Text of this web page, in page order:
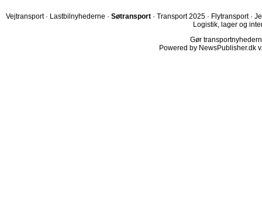
Vejtransport · Lastbilnyhederne · Søtransport · Transport 2025 · Flytransport ·
Logistik, lager og
Gør
Powered by NewsPublisher.dk